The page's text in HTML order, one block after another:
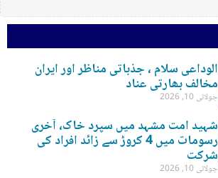
الوداعی سلام ، جذباتی مناظر اور ایران
مخالف بھارتی عناد
جولائی 10, 2026
شہید امت مشہد میں سپرد خاک، آخری
رسومات میں 4 کروڑ سے زائد افراد کی
شرکت
جولائی 10, 2026